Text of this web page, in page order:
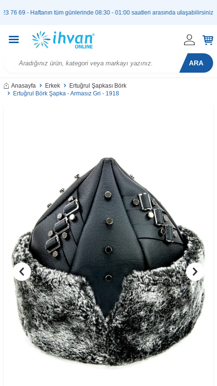
69 - Haftanın tüm günlerinde 08:30 - 01:00 saatleri arasında ulaşabilirsiniz. |
ARA
Anasayfa Erkek
Ertuğrul Şapkası Börk
Ertuğrul Börk Şapka - Armasız Gri - 1918